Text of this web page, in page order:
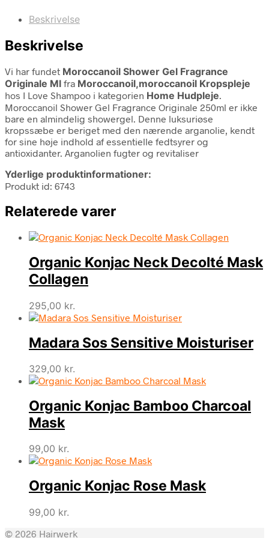
Beskrivelse
Beskrivelse
Vi har fundet Moroccanoil Shower Gel Fragrance
Originale Ml fra Moroccanoil,moroccanoil Kropspleje
hos I Love Shampoo i kategorien Home Hudpleje.
Moroccanoil Shower Gel Fragrance Originale 250ml er ikke
bare en almindelig showergel. Denne luksuriøse
kropssæbe er beriget med den nærende arganolie, kendt
for sine høje indhold af essentielle fedtsyrer og
antioxidanter. Arganolien fugter og revitaliser
Yderlige produktinformationer:
Produkt id: 6743
Relaterede varer
Organic Konjac Neck Decolté Mask
Collagen
295,00 kr.
Madara Sos Sensitive Moisturiser
329,00 kr.
Organic Konjac Bamboo Charcoal
Mask
99,00 kr.
Organic Konjac Rose Mask
99,00 kr.
© 2026 Hairwerk